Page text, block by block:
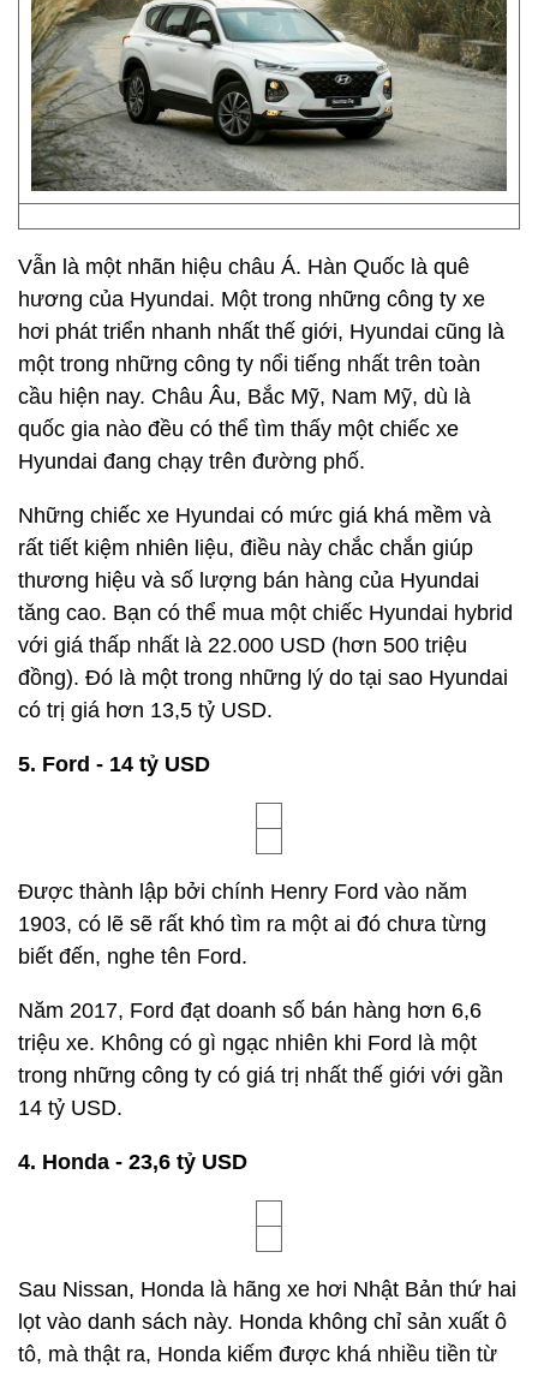
Vẫn là một nhãn hiệu châu Á. Hàn Quốc là quê
hương của Hyundai. Một trong những công ty xe
hơi phát triển nhanh nhất thế giới, Hyundai cũng là
một trong những công ty nổi tiếng nhất trên toàn
cầu hiện nay. Châu Âu, Bắc Mỹ, Nam Mỹ, dù là
quốc gia nào đều có thể tìm thấy một chiếc xe
Hyundai đang chạy trên đường phố.
Những chiếc xe Hyundai có mức giá khá mềm và
rất tiết kiệm nhiên liệu, điều này chắc chắn giúp
thương hiệu và số lượng bán hàng của Hyundai
tăng cao. Bạn có thể mua một chiếc Hyundai hybrid
với giá thấp nhất là 22.000 USD (hơn 500 triệu
đồng). Đó là một trong những lý do tại sao Hyundai
có trị giá hơn 13,5 tỷ USD.
5. Ford - 14 tỷ USD
Được thành lập bởi chính Henry Ford vào năm
1903, có lẽ sẽ rất khó tìm ra một ai đó chưa từng
biết đến, nghe tên Ford.
Năm 2017, Ford đạt doanh số bán hàng hơn 6,6
triệu xe. Không có gì ngạc nhiên khi Ford là một
trong những công ty có giá trị nhất thế giới với gần
14 tỷ USD.
4. Honda - 23,6 tỷ USD
Sau Nissan, Honda là hãng xe hơi Nhật Bản thứ hai
lọt vào danh sách này. Honda không chỉ sản xuất ô
tô, mà thật ra, Honda kiếm được khá nhiều tiền từ